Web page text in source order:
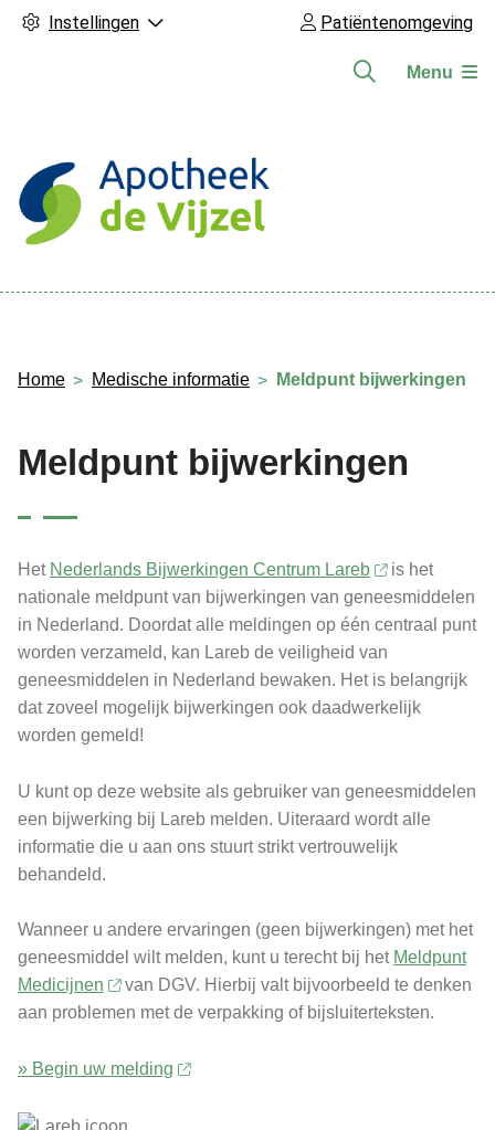
Instellingen Patiëntenomgeving
Menu
Home Medische informatie Meldpunt bijwerkingen
Meldpunt bijwerkingen
Het Nederlands Bijwerkingen Centrum Lareb
is het
nationale meldpunt van bijwerkingen van geneesmiddelen
in Nederland. Doordat alle meldingen op één centraal punt
worden verzameld, kan Lareb de veiligheid van
geneesmiddelen in Nederland bewaken. Het is belangrijk
dat zoveel mogelijk bijwerkingen ook daadwerkelijk
worden gemeld!
U kunt op deze website als gebruiker van geneesmiddelen
een bijwerking bij Lareb melden. Uiteraard wordt alle
informatie die u aan ons stuurt strikt vertrouwelijk
behandeld.
Wanneer u andere ervaringen (geen bijwerkingen) met het
geneesmiddel wilt melden, kunt u terecht bij het Meldpunt
Medicijnen
van DGV. Hierbij valt bijvoorbeeld te denken
aan problemen met de verpakking of bijsluiterteksten.
» Begin uw melding